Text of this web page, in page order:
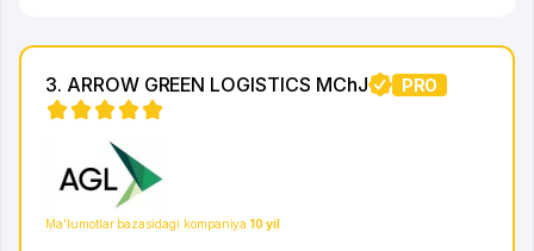
3. ARROW GREEN LOGISTICS MChJ PRO
Ma'lumotlar bazasidagi kompaniya10 yil